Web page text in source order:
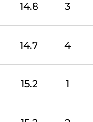
14.8 3
14.7 4
15.2 1